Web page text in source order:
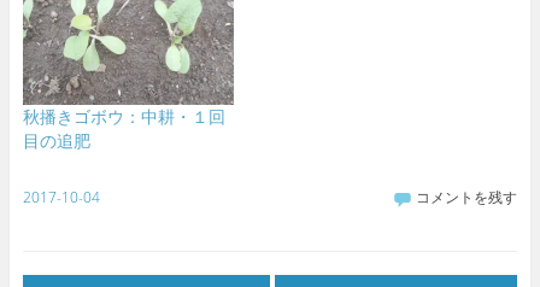
秋播きゴボウ：中耕・１回
目の追肥
2017-10-04 コメントを残す